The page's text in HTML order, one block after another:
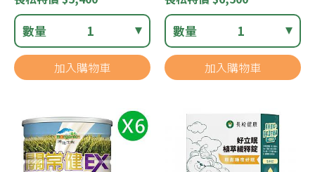
數量 1
加入購物車
數量 1
加入購物車